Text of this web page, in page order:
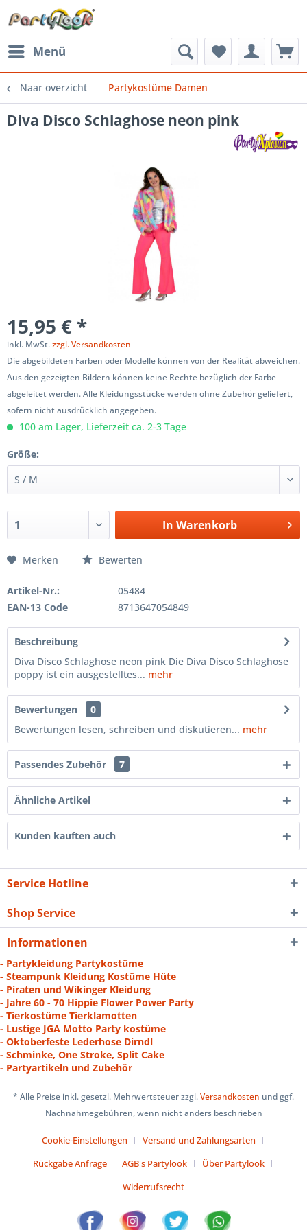
Menü
Naar overzicht Partykostüme Damen
Diva Disco Schlaghose neon pink
15,95 € *
inkl. MwSt.zzgl. Versandkosten
Die abgebildeten Farben oder Modelle können von der Realität abweichen.
Aus den gezeigten Bildern können keine Rechte bezüglich der Farbe
abgeleitet werden. Alle Kleidungsstücke werden ohne Zubehör geliefert,
sofern nicht ausdrücklich angegeben.
100 am Lager, Lieferzeit ca. 2-3 Tage
Größe:
In Warenkorb
Merken Bewerten
Artikel-Nr.:
05484
EAN-13 Code
8713647054849
Beschreibung
Diva Disco Schlaghose neon pink Die Diva Disco Schlaghose
poppy ist ein ausgestelltes... mehr
Bewertungen
0
Bewertungen lesen, schreiben und diskutieren... mehr
Passendes Zubehör 7
Ähnliche Artikel
Kunden kauften auch
Service Hotline
Shop Service
Informationen
- Partykleidung Partykostüme
- Steampunk Kleidung Kostüme Hüte
- Piraten und Wikinger Kleidung
- Jahre 60 - 70 Hippie Flower Power Party
- Tierkostüme Tierklamotten
- Lustige JGA Motto Party kostüme
- Oktoberfeste Lederhose Dirndl
- Schminke, One Stroke, Split Cake
- Partyartikeln und Zubehör
* Alle Preise inkl. gesetzl. Mehrwertsteuer zzgl.Versandkosten und ggf.
Nachnahmegebühren, wenn nicht anders beschrieben
Cookie-Einstellungen
Versand und Zahlungsarten
Rückgabe Anfrage
AGB's Partylook
Über Partylook
Widerrufsrecht